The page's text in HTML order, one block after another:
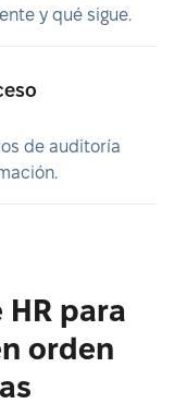
y qué sigue.
de auditoría
HR para
orden